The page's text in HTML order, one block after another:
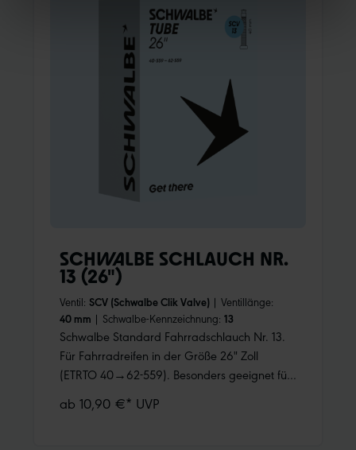
SCHWALBE SCHLAUCH NR.
13 (26")
Ventil: SCV (Schwalbe Clik Valve) | Ventillänge:
40 mm | Schwalbe-Kennzeichnung: 13
Schwalbe Standard Fahrradschlauch Nr. 13.
Für Fahrradreifen in der Größe 26" Zoll
(ETRTO 40→62-559). Besonders geeignet für
Dank bester Materialgüte und gleichmäßiger
ab 10,90 €* UVP